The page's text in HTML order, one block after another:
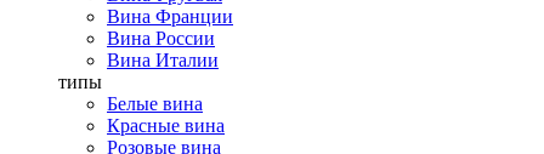
Вина Франции
Вина России
Вина Италии
типы
Белые вина
Красные вина
Розовые вина